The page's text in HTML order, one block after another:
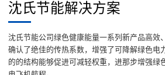
沈氏节能解决方案
沈氏节能公司绿色健康能量一系列新产品高效
确认了绝佳的传热系数，增强了可降解绿色电
的的结构能够促进可减轻权重，进那步增强绿